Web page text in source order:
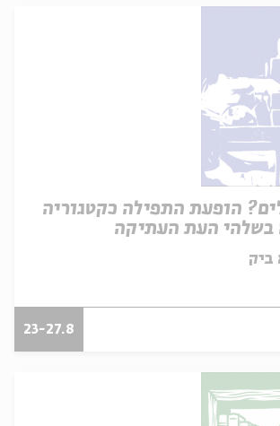
הופעת התפילה כקטגוריה
העת העתיקה
23-27.8